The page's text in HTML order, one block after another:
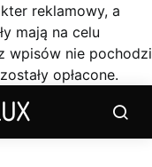
reklamowy, a
mają na celu
wpisów nie pochodzi
opłacone.